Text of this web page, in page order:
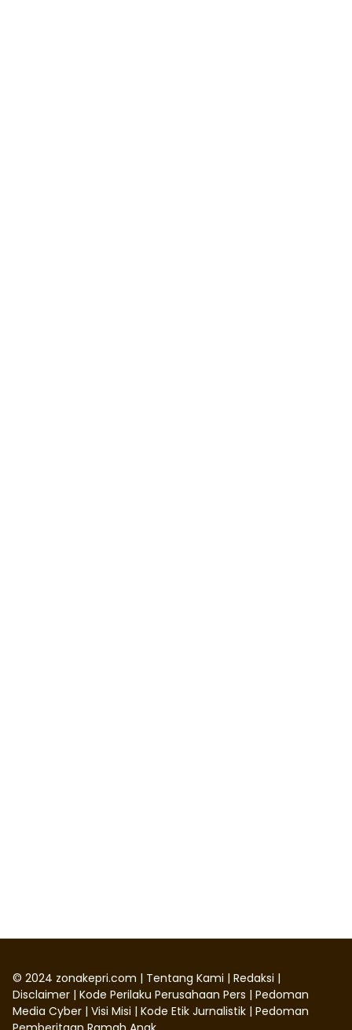
© 2024 zonakepri.com | Tentang Kami | Redaksi |
Disclaimer | Kode Perilaku Perusahaan Pers | Pedoman
Media Cyber | Visi Misi | Kode Etik Jurnalistik | Pedoman